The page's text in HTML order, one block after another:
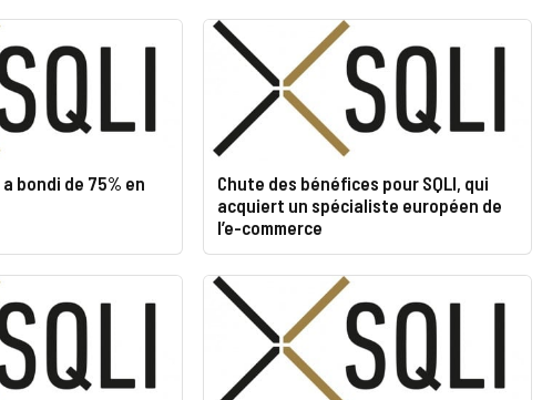
bondi de 75% en
Chute des bénéfices pour SQLI, qui
acquiert un spécialiste européen de
l’e-commerce